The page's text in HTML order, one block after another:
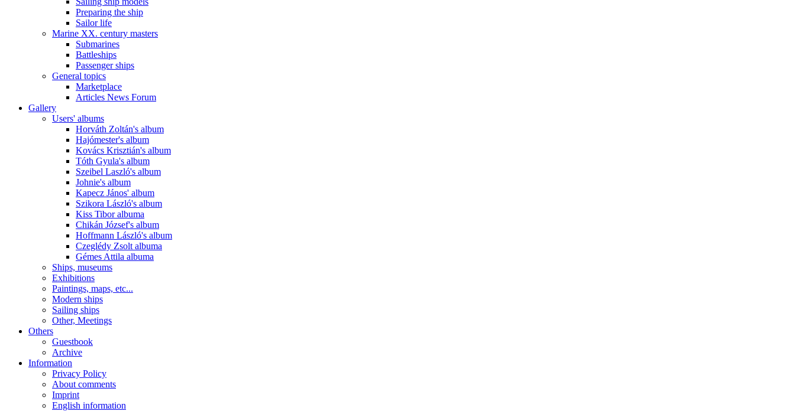
Preparing the ship
Sailor life
Marine XX. century masters
Submarines
Battleships
Passenger ships
General topics
Marketplace
Articles News Forum
Gallery
Users' albums
Horváth Zoltán's album
Hajómester's album
Kovács Krisztián's album
Tóth Gyula's album
Szeibel Laszló's album
Johnie's album
Kapecz János' album
Szikora László's album
Kiss Tibor albuma
Chikán József's album
Hoffmann László's album
Czeglédy Zsolt albuma
Gémes Attila albuma
Ships, museums
Exhibitions
Paintings, maps, etc...
Modern ships
Sailing ships
Other, Meetings
Others
Guestbook
Archive
Information
Privacy Policy
About comments
Imprint
English information